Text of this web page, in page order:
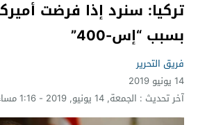
تركيا: سنرد إذا فرضت
بسبب “إس-400”
فريق التحرير
14 يونيو 2019
آخر تحديث : الجمعة, 14 يونيو, 2019 - 1:16 مساءً